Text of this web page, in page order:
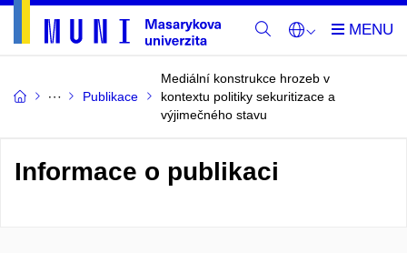
Publikace
Mediální konstrukce hrozeb v
kontextu politiky sekuritizace a
výjimečného stavu
Informace o publikaci